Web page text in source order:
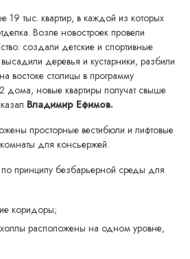
19 тыс. квартир, в каждой из которых
Возле новостроек провели
создали детские и спортивные
деревья и кустарники, разбили
востоке столицы в программу
дома, новые квартиры получат свыше
Владимир Ефимов.
просторные вестибюли и лифтовые
для консьержей.
принципу безбарьерной среды для
коридоры;
расположены на одном уровне,